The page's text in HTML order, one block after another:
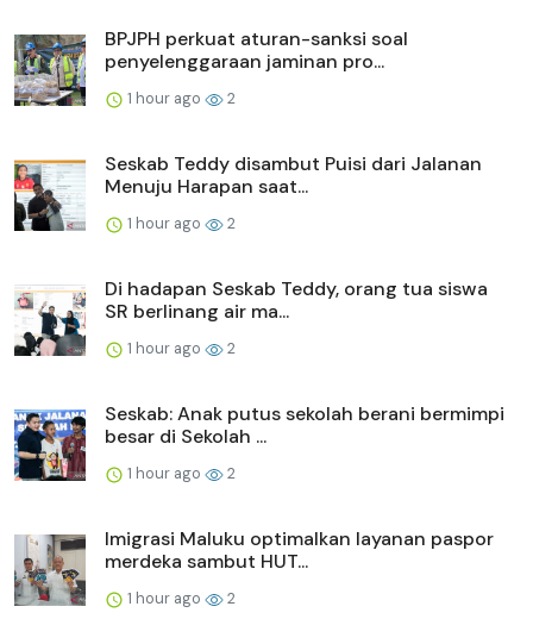
BPJPH perkuat aturan-sanksi soal
penyelenggaraan jaminan pro...
1 hour ago 2
Seskab Teddy disambut Puisi dari Jalanan
Menuju Harapan saat...
1 hour ago 2
Di hadapan Seskab Teddy, orang tua siswa
SR berlinang air ma...
1 hour ago 2
Seskab: Anak putus sekolah berani bermimpi
besar di Sekolah ...
1 hour ago 2
Imigrasi Maluku optimalkan layanan paspor
merdeka sambut HUT...
1 hour ago 2